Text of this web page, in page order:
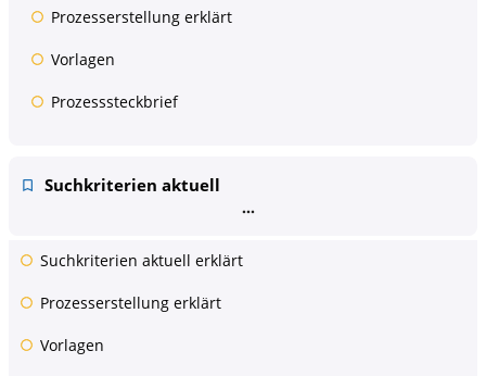
Prozesserstellung erklärt
Vorlagen
Prozesssteckbrief
Suchkriterien aktuell
Suchkriterien aktuell erklärt
Prozesserstellung erklärt
Vorlagen